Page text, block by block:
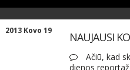
2013 Kovo 19 NAUJAUSI
Ačiū, kad
dienos